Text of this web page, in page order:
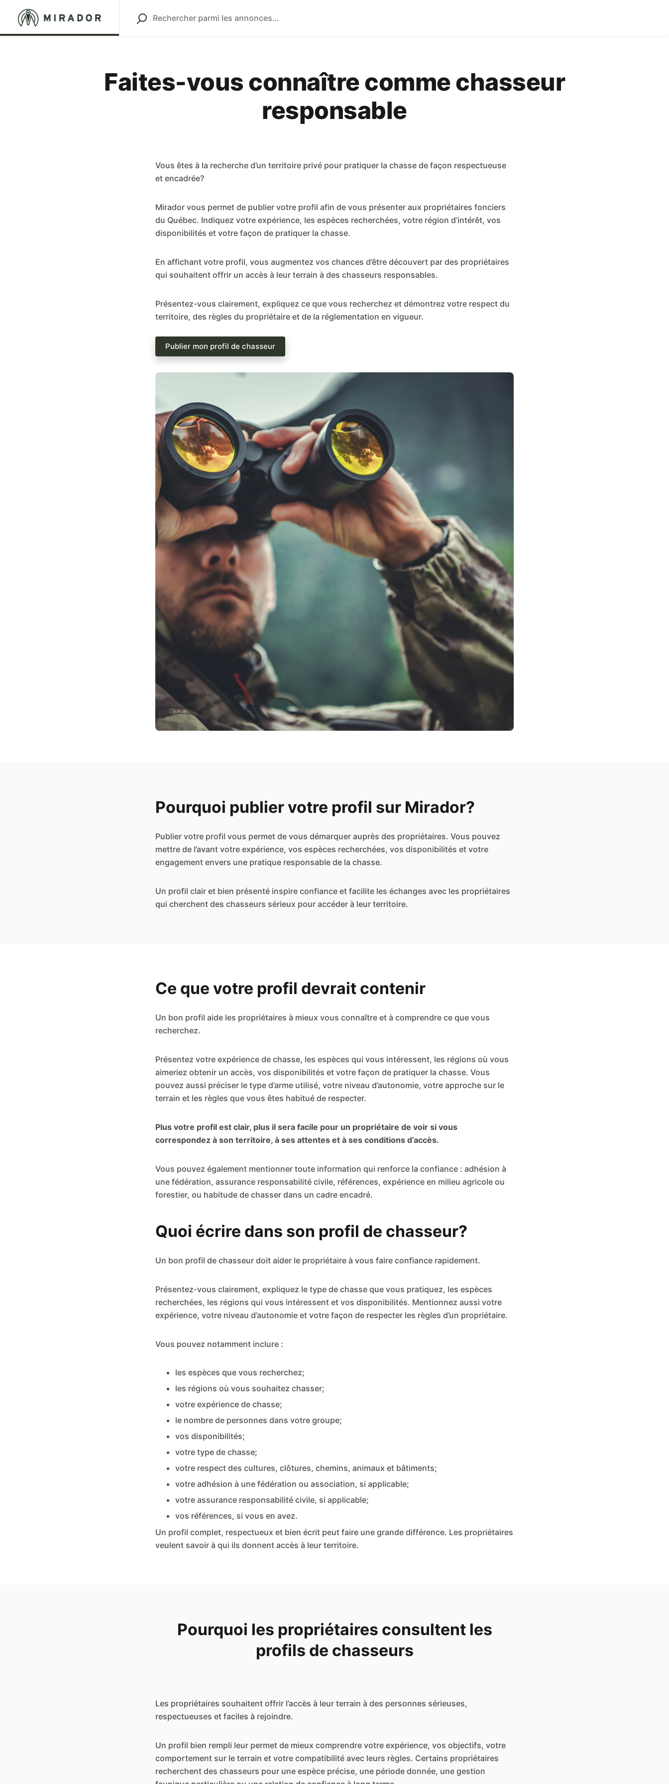
Faites-vous connaître comme chasseur
responsable
Vous êtes à la recherche d’un territoire privé pour pratiquer la chasse de façon respectueuse
et encadrée?
Mirador vous permet de publier votre profil afin de vous présenter aux propriétaires fonciers
du Québec. Indiquez votre expérience, les espèces recherchées, votre région d’intérêt, vos
disponibilités et votre façon de pratiquer la chasse.
En affichant votre profil, vous augmentez vos chances d’être découvert par des propriétaires
qui souhaitent offrir un accès à leur terrain à des chasseurs responsables.
Présentez-vous clairement, expliquez ce que vous recherchez et démontrez votre respect du
territoire, des règles du propriétaire et de la réglementation en vigueur.
Publier mon profil de chasseur
Pourquoi publier votre profil sur Mirador?
Publier votre profil vous permet de vous démarquer auprès des propriétaires. Vous pouvez
mettre de l’avant votre expérience, vos espèces recherchées, vos disponibilités et votre
engagement envers une pratique responsable de la chasse.
Un profil clair et bien présenté inspire confiance et facilite les échanges avec les propriétaires
qui cherchent des chasseurs sérieux pour accéder à leur territoire.
Ce que votre profil devrait contenir
Un bon profil aide les propriétaires à mieux vous connaître et à comprendre ce que vous
recherchez.
Présentez votre expérience de chasse, les espèces qui vous intéressent, les régions où vous
aimeriez obtenir un accès, vos disponibilités et votre façon de pratiquer la chasse. Vous
pouvez aussi préciser le type d’arme utilisé, votre niveau d’autonomie, votre approche sur le
terrain et les règles que vous êtes habitué de respecter.
Plus votre profil est clair, plus il sera facile pour un propriétaire de voir si vous
correspondez à son territoire, à ses attentes et à ses conditions d’accès.
Vous pouvez également mentionner toute information qui renforce la confiance : adhésion à
une fédération, assurance responsabilité civile, références, expérience en milieu agricole ou
forestier, ou habitude de chasser dans un cadre encadré.
Quoi écrire dans son profil de chasseur?
Un bon profil de chasseur doit aider le propriétaire à vous faire confiance rapidement.
Présentez-vous clairement, expliquez le type de chasse que vous pratiquez, les espèces
recherchées, les régions qui vous intéressent et vos disponibilités. Mentionnez aussi votre
expérience, votre niveau d’autonomie et votre façon de respecter les règles d’un propriétaire.
Vous pouvez notamment inclure :
les espèces que vous recherchez;
les régions où vous souhaitez chasser;
votre expérience de chasse;
le nombre de personnes dans votre groupe;
vos disponibilités;
votre type de chasse;
votre respect des cultures, clôtures, chemins, animaux et bâtiments;
votre adhésion à une fédération ou association, si applicable;
votre assurance responsabilité civile, si applicable;
vos références, si vous en avez.
Un profil complet, respectueux et bien écrit peut faire une grande différence. Les propriétaires
veulent savoir à qui ils donnent accès à leur territoire.
Pourquoi les propriétaires consultent les
profils de chasseurs
Les propriétaires souhaitent offrir l’accès à leur terrain à des personnes sérieuses,
respectueuses et faciles à rejoindre.
Un profil bien rempli leur permet de mieux comprendre votre expérience, vos objectifs, votre
comportement sur le terrain et votre compatibilité avec leurs règles. Certains propriétaires
recherchent des chasseurs pour une espèce précise, une période donnée, une gestion